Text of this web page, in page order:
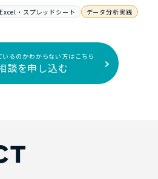
Excel・スプレッドシート データ分析実践
いるのかわからない方はこちら
談を申し込む